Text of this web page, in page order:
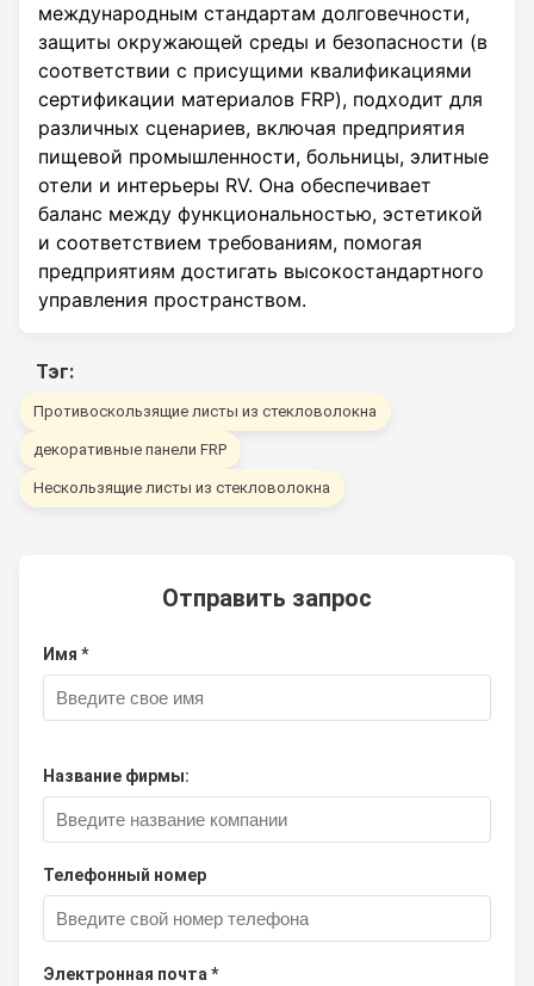
международным стандартам долговечности,
защиты окружающей среды и безопасности (в
соответствии с присущими квалификациями
сертификации материалов FRP), подходит для
различных сценариев, включая предприятия
пищевой промышленности, больницы, элитные
отели и интерьеры RV. Она обеспечивает
баланс между функциональностью, эстетикой
и соответствием требованиям, помогая
предприятиям достигать высокостандартного
управления пространством.
Тэг:
Противоскользящие листы из стекловолокна
декоративные панели FRP
Нескользящие листы из стекловолокна
Отправить запрос
Имя *
Название фирмы:
Телефонный номер
Электронная почта *